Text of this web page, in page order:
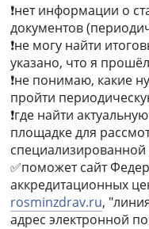
❗️нет информации о
документов
❗️не могу найти
указано, что я
❗️не понимаю, какие
пройти
❗️где найти
площадке для
специализированной
✅поможет сайт
аккредитационных
rosminzdrav.ru,
адрес электронной